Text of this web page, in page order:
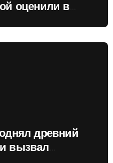
оценили в
древний
вызвал